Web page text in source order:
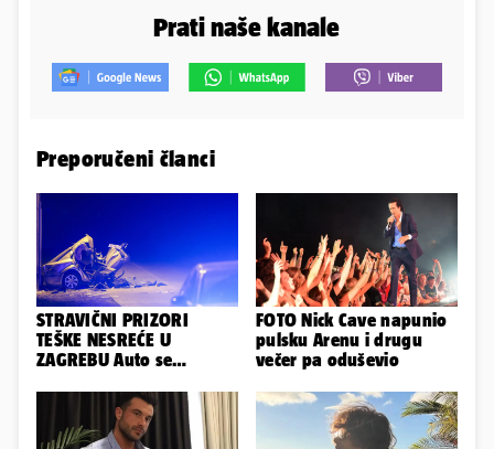
Prati naše kanale
Preporučeni članci
STRAVIČNI PRIZORI
TEŠKE NESREĆE U
ZAGREBU Auto se
FOTO Nick Cave napunio
pulsku Arenu i drugu
večer pa oduševio